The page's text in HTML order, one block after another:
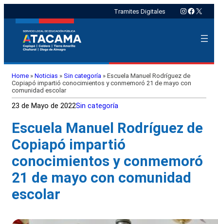
Tramites Digitales Instagram
X
Home » Noticias » Sin categoría » Escuela Manuel Rodríguez de
Copiapó impartió conocimientos y conmemoró 21 de mayo con
comunidad escolar
23 de Mayo de 2022Sin categoría
Escuela Manuel Rodríguez de
Copiapó impartió
conocimientos y conmemoró
21 de mayo con comunidad
escolar